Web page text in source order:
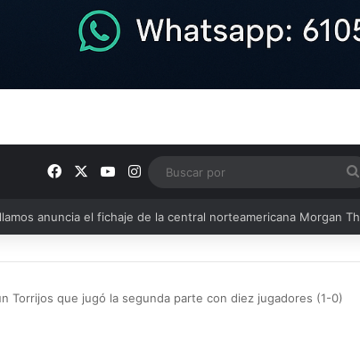
FacebookYouTube
Instagram
su plantilla con talento de la comarca
Torrijos que jugó la segunda parte con diez jugadores (1-0)